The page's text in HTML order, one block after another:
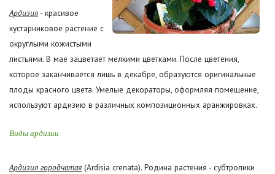
Ардизия - красивое
кустарниковое растение с
округлыми кожистыми
листьями. В мае зацветает мелкими цветками. После цветения,
которое заканчивается лишь в декабре, образуются оригинальные
плоды красного цвета. Умелые декораторы, оформляя помещение,
используют ардизию в различных композиционных аранжировках.
Виды ардизии
Ардизия городчатая (Ardisia crenata). Родина растения - субтропики